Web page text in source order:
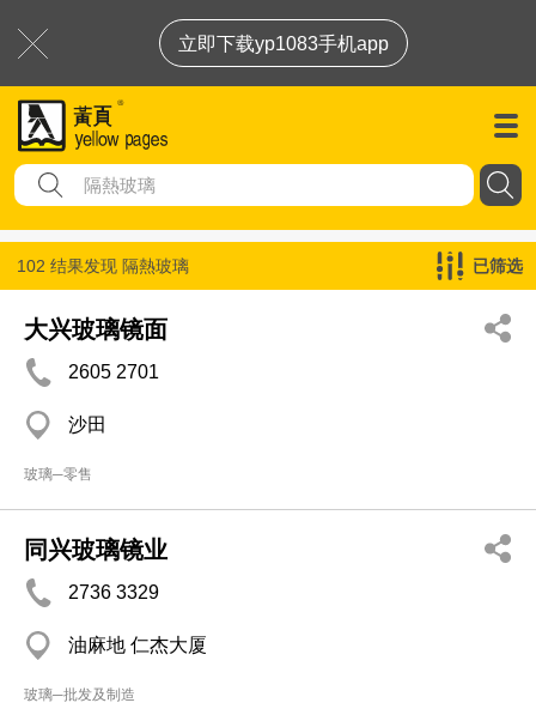
立即下载yp1083手机app
102 结果发现 隔熱玻璃 已筛选
大兴玻璃镜面
2605 2701
沙田
玻璃─零售
同兴玻璃镜业
2736 3329
油麻地 仁杰大厦
玻璃─批发及制造